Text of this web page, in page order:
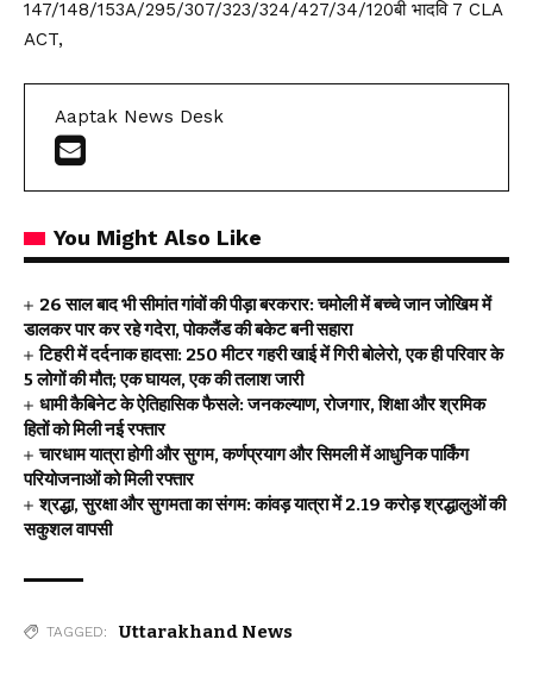
147/148/153A/295/307/323/324/427/34/120बी भादवि 7 CLA
ACT,
Aaptak News Desk
You Might Also Like
26 साल बाद भी सीमांत गांवों की पीड़ा बरकरार: चमोली में बच्चे जान जोखिम में
डालकर पार कर रहे गदेरा, पोकलैंड की बकेट बनी सहारा
टिहरी में दर्दनाक हादसा: 250 मीटर गहरी खाई में गिरी बोलेरो, एक ही परिवार के
5 लोगों की मौत; एक घायल, एक की तलाश जारी
धामी कैबिनेट के ऐतिहासिक फैसले: जनकल्याण, रोजगार, शिक्षा और श्रमिक
हितों को मिली नई रफ्तार
चारधाम यात्रा होगी और सुगम, कर्णप्रयाग और सिमली में आधुनिक पार्किंग
परियोजनाओं को मिली रफ्तार
श्रद्धा, सुरक्षा और सुगमता का संगम: कांवड़ यात्रा में 2.19 करोड़ श्रद्धालुओं की
सकुशल वापसी
TAGGED: Uttarakhand News